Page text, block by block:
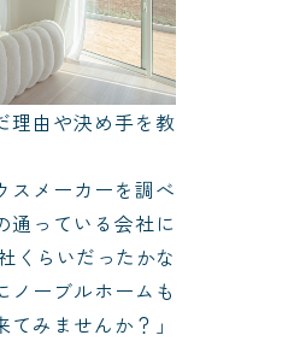
理由や決め手を教
スメーカーを調べ
通っている会社に
くらいだったかな
ノーブルホームも
みませんか？」